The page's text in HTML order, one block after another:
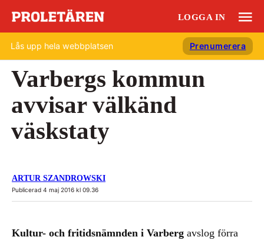
LOGGA IN
Lås upp hela webbplatsen Prenumerera
Varbergs kommun
avvisar välkänd
väskstaty
ARTUR SZANDROWSKI
Publicerad 4 maj 2016 kl 09.36
Kultur- och fritidsnämnden i Varberg avslog förra